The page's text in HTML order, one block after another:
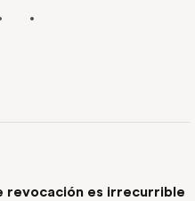
revocación es irrecurrible